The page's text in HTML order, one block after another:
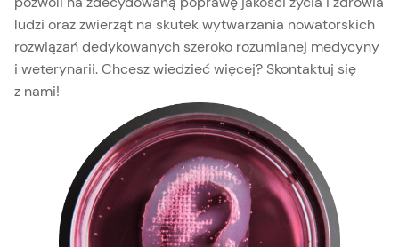
ludzi oraz zwierząt na skutek wytwarzania nowatorskich
rozwiązań dedykowanych szeroko rozumianej medycyny
i weterynarii. Chcesz wiedzieć więcej? Skontaktuj się
z nami!